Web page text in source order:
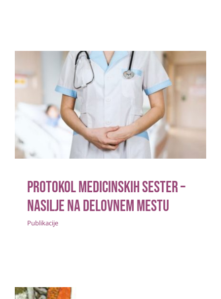
Protokol medicinskih sester –
nasilje na delovnem mestu
Publikacije
Protokol medicinskih sester –
nasilje na delovnem mestu
Publikacije